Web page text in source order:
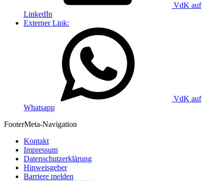
VdK auf
LinkedIn
Externer Link:
VdK auf
Whatsapp
FooterMeta-Navigation
Kontakt
Impressum
Datenschutzerklärung
Hinweisgeber
Barriere melden